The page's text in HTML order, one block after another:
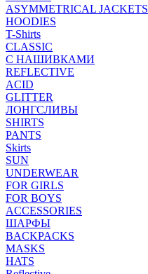
ASYMMETRICAL JACKETS
HOODIES
T-Shirts
CLASSIC
С НАШИВКАМИ
REFLECTIVE
ACID
GLITTER
ЛОНГСЛИВЫ
SHIRTS
PANTS
Skirts
SUN
UNDERWEAR
FOR GIRLS
FOR BOYS
ACCESSORIES
ШАРФЫ
BACKPACKS
MASKS
HATS